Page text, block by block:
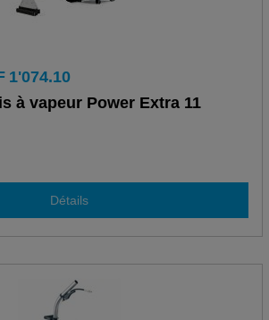
1'074.10
à vapeur Power Extra 11
Détails